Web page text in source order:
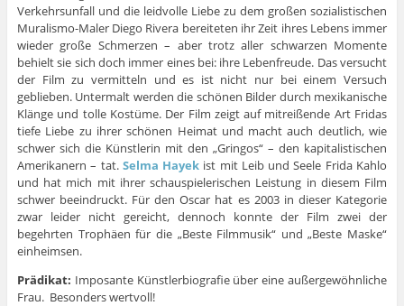
Verkehrsunfall und die leidvolle Liebe zu dem großen sozialistischen
Muralismo-Maler Diego Rivera bereiteten ihr Zeit ihres Lebens immer
wieder große Schmerzen – aber trotz aller schwarzen Momente
behielt sie sich doch immer eines bei: ihre Lebenfreude. Das versucht
der Film zu vermitteln und es ist nicht nur bei einem Versuch
geblieben. Untermalt werden die schönen Bilder durch mexikanische
Klänge und tolle Kostüme. Der Film zeigt auf mitreißende Art Fridas
tiefe Liebe zu ihrer schönen Heimat und macht auch deutlich, wie
schwer sich die Künstlerin mit den „Gringos“ – den kapitalistischen
Amerikanern – tat. Selma Hayek ist mit Leib und Seele Frida Kahlo
und hat mich mit ihrer schauspielerischen Leistung in diesem Film
schwer beeindruckt. Für den Oscar hat es 2003 in dieser Kategorie
zwar leider nicht gereicht, dennoch konnte der Film zwei der
begehrten Trophäen für die „Beste Filmmusik“ und „Beste Maske“
einheimsen.
Prädikat: Imposante Künstlerbiografie über eine außergewöhnliche
Frau. Besonders wertvoll!